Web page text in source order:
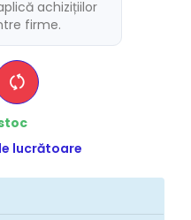
achizițiilor
firme.
lucrătoare